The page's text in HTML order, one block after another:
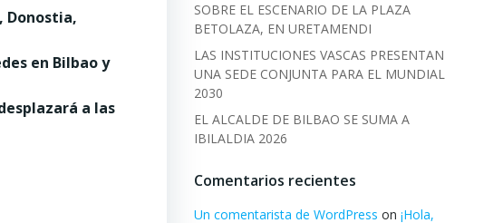
Donostia,
en Bilbao y
a las
SOBRE EL ESCENARIO DE LA PLAZA
BETOLAZA, EN URETAMENDI
LAS INSTITUCIONES VASCAS PRESENTAN
UNA SEDE CONJUNTA PARA EL MUNDIAL
2030
EL ALCALDE DE BILBAO SE SUMA A
IBILALDIA 2026
Comentarios recientes
Un comentarista de WordPress on ¡Hola,